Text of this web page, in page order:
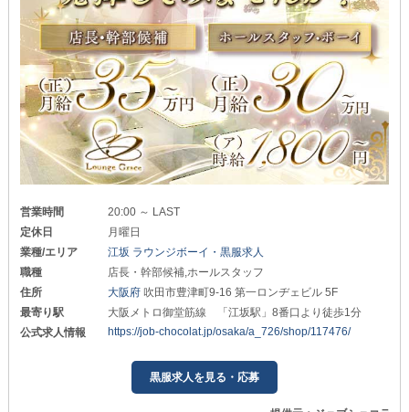
営業時間
20:00 ～ LAST
定休日
月曜日
業種/エリア
江坂 ラウンジボーイ・黒服求人
職種
店長・幹部候補,ホールスタッフ
住所
大阪府 吹田市豊津町9-16 第一ロンヂェビル 5F
最寄り駅
大阪メトロ御堂筋線 「江坂駅」8番口より徒歩1分
公式求人情報
https://job-chocolat.jp/osaka/a_726/shop/117476/
黒服求人を見る・応募